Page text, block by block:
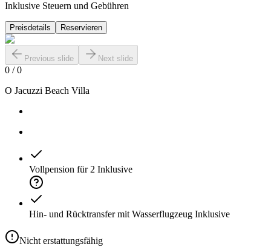
Inklusive Steuern und Gebühren
Preisdetails Reservieren
Previous slide Next slide
0 /0
O Jacuzzi Beach Villa
Vollpension für 2 Inklusive
Hin- und Rücktransfer mit Wasserflugzeug Inklusive
Nicht erstattungsfähig